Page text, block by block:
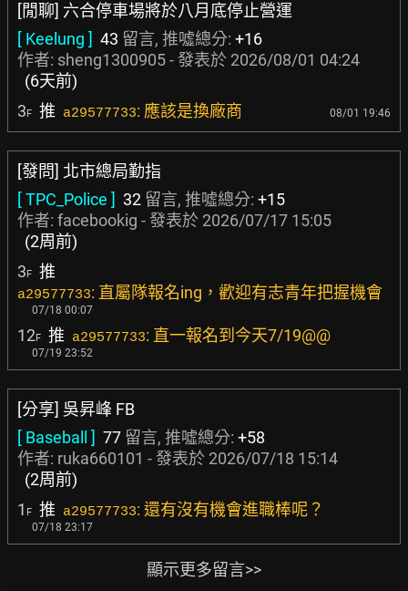
[閒聊] 六合停車場將於八月底停止營運
[ Keelung ] 43 留言, 推噓總分: +16
作者: sheng1300905- 發表於 2026/08/01 04:24
(6天前)
3F 推 a29577733: 應該是換廠商 08/01 19:46
[發問] 北市總局勤指
[ TPC_Police ] 32 留言, 推噓總分: +15
作者: facebookig - 發表於 2026/07/17 15:05
(2周前)
3F 推
a29577733: 直屬隊報名ing，歡迎有志青年把握機會
07/18 00:07
12F 推 a29577733: 直一報名到今天7/19@@
07/19 23:52
[分享] 吳昇峰 FB
[ Baseball ] 77 留言, 推噓總分: +58
作者: ruka660101 - 發表於 2026/07/18 15:14
(2周前)
1 F 推 a29577733: 還有沒有機會進職棒呢？
07/18 23:17
顯示更多留言>>